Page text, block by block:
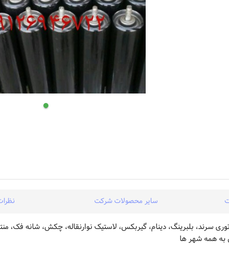
سایر محصولات شرکت
سرند، بلبرینگ، دینام، گیربکس، لاستیک نوارنقاله، چکش، شانه فک،
همه شهر ها